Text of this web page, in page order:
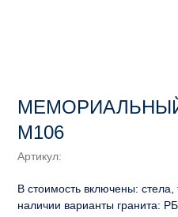
М106
Артикул:
В стоимость включены:
наличии варианты гранита: